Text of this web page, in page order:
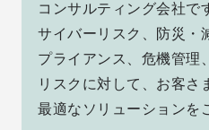
コンサルティング会社で
サイバーリスク、防災・
プライアンス、危機管理
リスクに対して、お客さ
最適なソリューションを